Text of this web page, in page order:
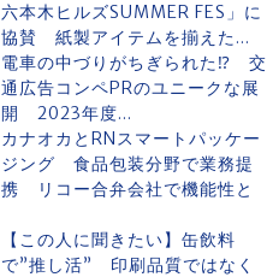
六本木ヒルズSUMMER FES」に
協賛 紙製アイテムを揃えた...
電車の中づりがちぎられた⁉ 交
通広告コンペPRのユニークな展
開 2023年度...
カナオカとRNスマートパッケー
ジング 食品包装分野で業務提
携 リコー合弁会社で機能性と
【この人に聞きたい】缶飲料
で”推し活” 印刷品質ではなく